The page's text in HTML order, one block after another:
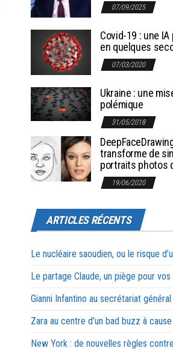
07/09/2025
Covid-19 : une
en quelques
07/03/2020
Ukraine : une
polémique
31/05/2018
transforme de
portraits photos
19/06/2020
ARTICLES RÉCENTS
Le nucléaire saoudien, ou le risque
Le partage Claude, un piège pour vos
Gianni Infantino au secrétariat général
Zara au centre d’un bad buzz à cause
New York : de nouvelles règles